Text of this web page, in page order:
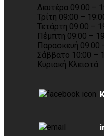
Δευτέρα 09:00 –
Τρίτη 09:00 –
Τετάρτη 09:00 –
Πέμπτη 09:00 –
Παρασκευή 09:00
Σάββατο 10:00 –
Κυριακή Κλειστά